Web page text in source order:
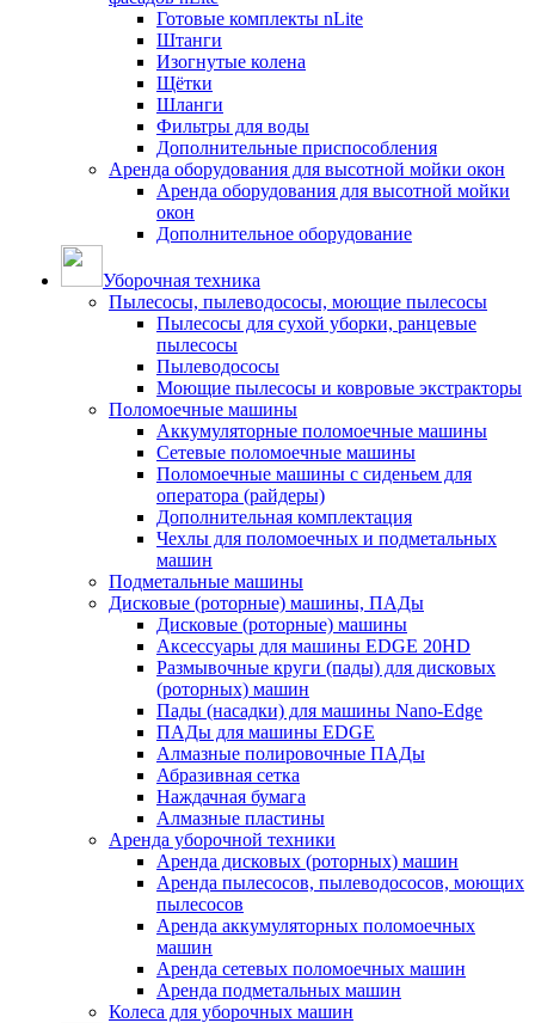
Готовые комплекты nLite
Штанги
Изогнутые колена
Щётки
Шланги
Фильтры для воды
Дополнительные приспособления
Аренда оборудования для высотной мойки окон
Аренда оборудования для высотной мойки
окон
Дополнительное оборудование
Уборочная техника
Пылесосы, пылеводососы, моющие пылесосы
Пылесосы для сухой уборки, ранцевые
пылесосы
Пылеводососы
Моющие пылесосы и ковровые экстракторы
Поломоечные машины
Аккумуляторные поломоечные машины
Сетевые поломоечные машины
Поломоечные машины с сиденьем для
оператора (райдеры)
Дополнительная комплектация
Чехлы для поломоечных и подметальных
машин
Подметальные машины
Дисковые (роторные) машины, ПАДы
Дисковые (роторные) машины
Аксессуары для машины EDGE 20HD
Размывочные круги (пады) для дисковых
(роторных) машин
Пады (насадки) для машины Nano-Edge
ПАДы для машины EDGE
Алмазные полировочные ПАДы
Абразивная сетка
Наждачная бумага
Алмазные пластины
Аренда уборочной техники
Аренда дисковых (роторных) машин
Аренда пылесосов, пылеводососов, моющих
пылесосов
Аренда аккумуляторных поломоечных
машин
Аренда сетевых поломоечных машин
Аренда подметальных машин
Колеса для уборочных машин